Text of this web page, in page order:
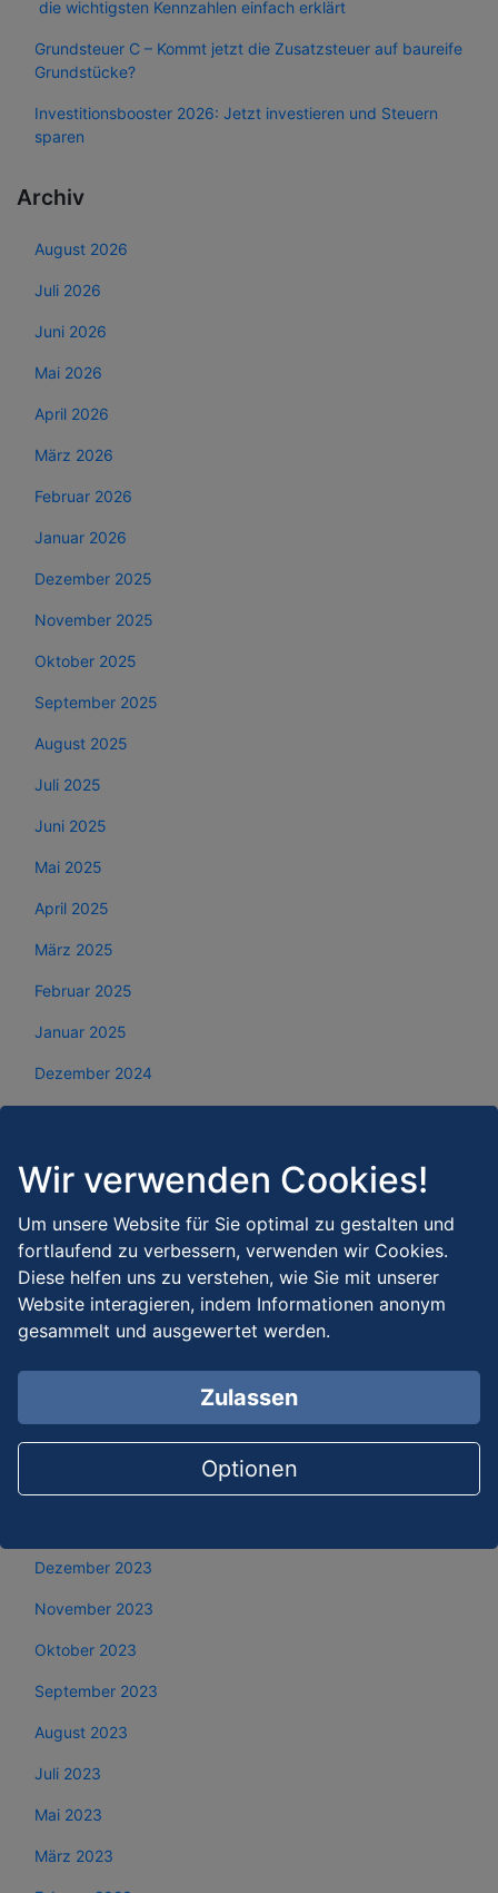
die wichtigsten Kennzahlen einfach erklärt
Grundsteuer C – Kommt jetzt die Zusatzsteuer auf baureife
Grundstücke?
Investitionsbooster 2026: Jetzt investieren und Steuern
sparen
Archiv
August 2026
Juli 2026
Juni 2026
Mai 2026
April 2026
März 2026
Februar 2026
Januar 2026
Dezember 2025
November 2025
Oktober 2025
September 2025
August 2025
Juli 2025
Juni 2025
Mai 2025
April 2025
März 2025
Februar 2025
Januar 2025
Dezember 2024
September 2024
August 2024
Juli 2024
Juni 2024
März 2024
Dezember 2023
November 2023
Oktober 2023
September 2023
August 2023
Juli 2023
Mai 2023
März 2023
Wir verwenden Cookies!
Um unsere Website für Sie optimal zu gestalten und
fortlaufend zu verbessern, verwenden wir Cookies.
Diese helfen uns zu verstehen, wie Sie mit unserer
Website interagieren, indem Informationen anonym
gesammelt und ausgewertet werden.
Zulassen
Optionen